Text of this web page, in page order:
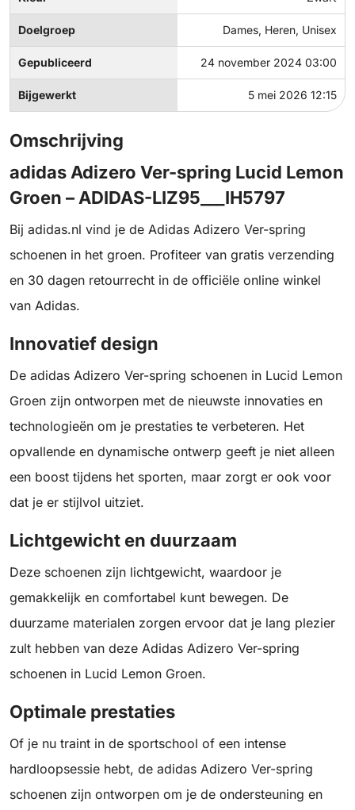
Doelgroep Dames, Heren, Unisex
Gepubliceerd 24 november 2024 03:00
Bijgewerkt 5 mei 2026 12:15
Omschrijving
adidas Adizero Ver-spring Lucid Lemon
Groen – ADIDAS-LIZ95___IH5797
Bij adidas.nl vind je de Adidas Adizero Ver-spring
schoenen in het groen. Profiteer van gratis verzending
en 30 dagen retourrecht in de officiële online winkel
van Adidas.
Innovatief design
De adidas Adizero Ver-spring schoenen in Lucid Lemon
Groen zijn ontworpen met de nieuwste innovaties en
technologieën om je prestaties te verbeteren. Het
opvallende en dynamische ontwerp geeft je niet alleen
een boost tijdens het sporten, maar zorgt er ook voor
dat je er stijlvol uitziet.
Lichtgewicht en duurzaam
Deze schoenen zijn lichtgewicht, waardoor je
gemakkelijk en comfortabel kunt bewegen. De
duurzame materialen zorgen ervoor dat je lang plezier
zult hebben van deze Adidas Adizero Ver-spring
schoenen in Lucid Lemon Groen.
Optimale prestaties
Of je nu traint in de sportschool of een intense
hardloopsessie hebt, de adidas Adizero Ver-spring
schoenen zijn ontworpen om je de ondersteuning en